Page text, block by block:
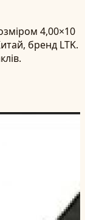
4,00×10
бренд LTK.